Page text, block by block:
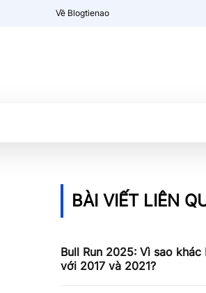
Về Blogtienao
BÀI VIẾT LIÊN
Bull Run 2025: Vì sao
với 2017 và 2021?